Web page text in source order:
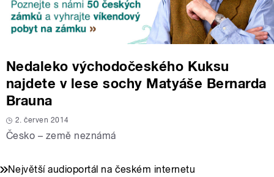
Nedaleko východočeského Kuksu
najdete v lese sochy Matyáše Bernarda
Brauna
2. červen 2014
Česko – země neznámá
Největší audioportál na českém internetu